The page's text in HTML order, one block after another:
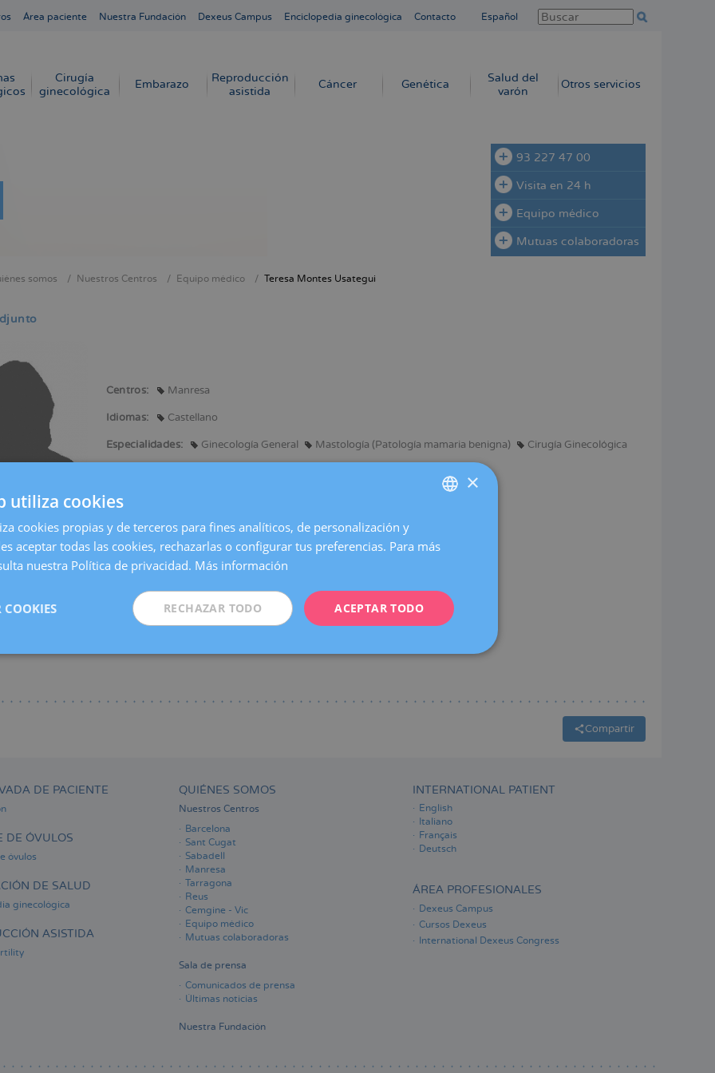
Área paciente Nuestra Fundación Dexeus Campus Enciclopedia ginecológica Contacto Español
Cirugía
ginecológica
Embarazo
Reproducción
asistida
Cáncer Genética
Salud del
varón
Otros servicios
93 227 47 00
Visita en 24 h
Equipo médico
Mutuas colaboradoras
somos Nuestros Centros Equipo médico Teresa Montes Usategui
Centros: Manresa
Idiomas: Castellano
Especialidades: Ginecología General Mastología (Patología mamaria benigna) Cirugía Ginecológica
Medicina y Cirugía.
en Ginecología y Obstetricia.
Compartir
DE PACIENTE
DE ÓVULOS
óvulos
DE SALUD
ginecológica
ASISTIDA
QUIÉNES SOMOS
Nuestros Centros
Barcelona
Sant Cugat
Sabadell
Manresa
Tarragona
Reus
Cemgine - Vic
Equipo médico
Mutuas colaboradoras
Sala de prensa
Comunicados de prensa
Últimas noticias
Nuestra Fundación
INTERNATIONAL PATIENT
English
Italiano
Français
Deutsch
ÁREA PROFESIONALES
Dexeus Campus
Cursos Dexeus
International Dexeus Congress
CATALÀ
FRENCH
×
utiliza cookies
cookies propias y de terceros para fines analíticos, de personalización y
aceptar todas las cookies, rechazarlas o configurar tus preferencias. Para más
nuestra Política de privacidad. Más información
ACEPTAR TODO
RECHAZAR TODO
COOKIES